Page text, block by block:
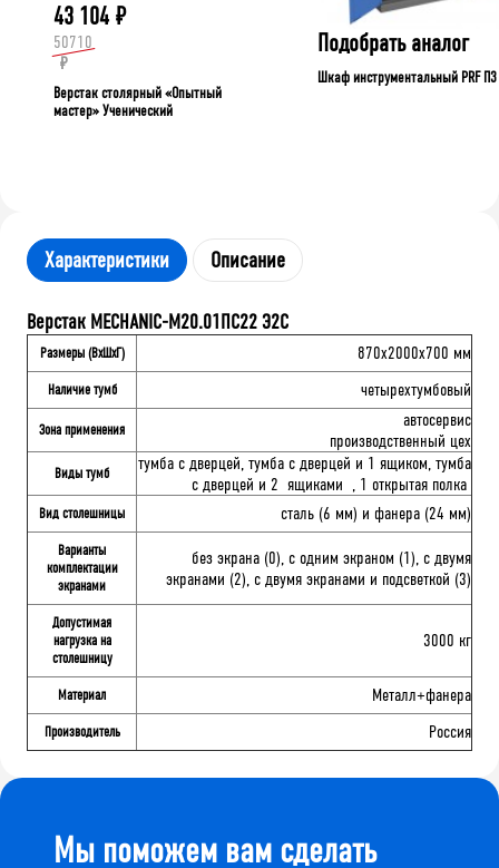
43 104 ₽
50710
₽
Верстак столярный «Опытный
мастер» Ученический
Подобрать аналог
Шкаф инструментальный PRF П3
Характеристики Описание
Верстак MECHANIC-М20.01ПС22 Э2С
Размеры (ВхШхГ) 870x2000x700 мм
Наличие тумб четырехтумбовый
Зона применения
автосервис
производственный цех
Виды тумб
тумба с дверцей, тумба с дверцей и 1 ящиком, тумба
с дверцей и 2 ящиками , 1 открытая полка
Вид столешницы сталь (6 мм) и фанера (24 мм)
Варианты
комплектации
экранами
без экрана (0), с одним экраном (1), с двумя
экранами (2), с двумя экранами и подсветкой (3)
Допустимая
нагрузка на
столешницу
3000 кг
Материал Металл+фанера
Производитель Россия
Мы поможем вам сделать